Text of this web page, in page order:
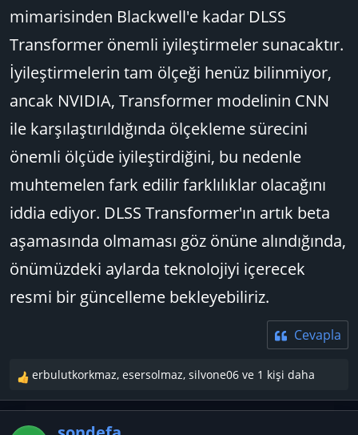
mimarisinden Blackwell'e kadar DLSS
Transformer önemli iyileştirmeler sunacaktır.
İyileştirmelerin tam ölçeği henüz bilinmiyor,
ancak NVIDIA, Transformer modelinin CNN
ile karşılaştırıldığında ölçekleme sürecini
önemli ölçüde iyileştirdiğini, bu nedenle
muhtemelen fark edilir farklılıklar olacağını
iddia ediyor. DLSS Transformer'ın artık beta
aşamasında olmaması göz önüne alındığında,
önümüzdeki aylarda teknolojiyi içerecek
resmi bir güncelleme bekleyebiliriz.
Cevapla
T
e
p
erbulutkorkmaz, esersolmaz, silvone06 ve 1 kişi daha